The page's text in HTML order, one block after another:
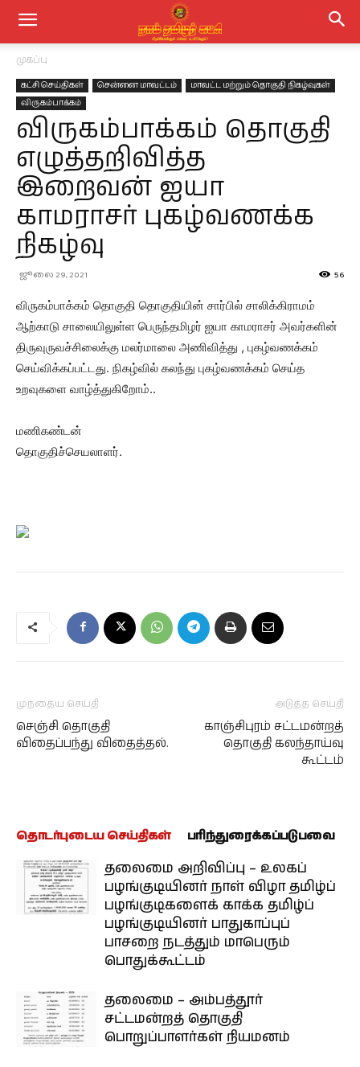
முகப்பு
கட்சி செய்திகள் சென்னை மாவட்டம்
மாவட்ட மற்றும் தொகுதி நிகழ்வுகள்
விருகம்பாக்கம்
விருகம்பாக்கம் தொகுதி
எழுத்தறிவித்த
இறைவன் ஐயா
காமராசர் புகழ்வணக்க
நிகழ்வு
ஜூலை 29, 2021 56
விருகம்பாக்கம் தொகுதி தொகுதியின் சார்பில் சாலிக்கிராமம்
ஆற்காடு சாலையிலுள்ள பெருந்தமிழர் ஐயா காமராசர் அவர்களின்
திருவுருவச்சிலைக்கு மலர்மாலை அணிவித்து , புகழ்வணக்கம்
செய்விக்கப்பட்டது. நிகழ்வில் கலந்து புகழ்வணக்கம் செய்த
உறவுகளை வாழ்த்துகிறோம்..
மணிகண்டன்
தொகுதிச்செயலாளர்.
முந்தைய செய்தி
செஞ்சி தொகுதி
விதைப்பந்து விதைத்தல்.
அடுத்த செய்தி
காஞ்சிபுரம் சட்டமன்றத்
தொகுதி கலந்தாய்வு
கூட்டம்
தொடர்புடைய செய்திகள் பரிந்துரைக்கப்படுபவை
தலைமை அறிவிப்பு – உலகப்
பழங்குடியினர் நாள் விழா தமிழ்ப்
பழங்குடிகளைக் காக்க தமிழ்ப்
பழங்குடியினர் பாதுகாப்புப்
பாசறை நடத்தும் மாபெரும்
பொதுக்கூட்டம்
தலைமை – அம்பத்தூர்
சட்டமன்றத் தொகுதி
பொறுப்பாளர்கள் நியமனம்